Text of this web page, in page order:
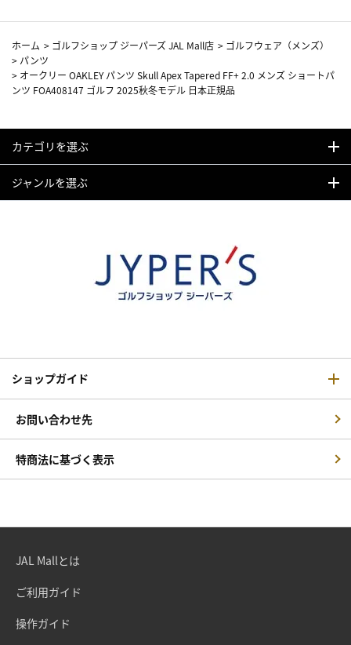
ホーム > ゴルフショップ ジーパーズ JAL Mall店 > ゴルフウェア（メンズ）
> パンツ
> オークリー OAKLEY パンツ Skull Apex Tapered FF+ 2.0 メンズ ショートパ
ンツ FOA408147 ゴルフ 2025秋冬モデル 日本正規品
カテゴリを選ぶ
ジャンルを選ぶ
ショップガイド
お問い合わせ先
特商法に基づく表示
JAL Mallとは
ご利用ガイド
操作ガイド